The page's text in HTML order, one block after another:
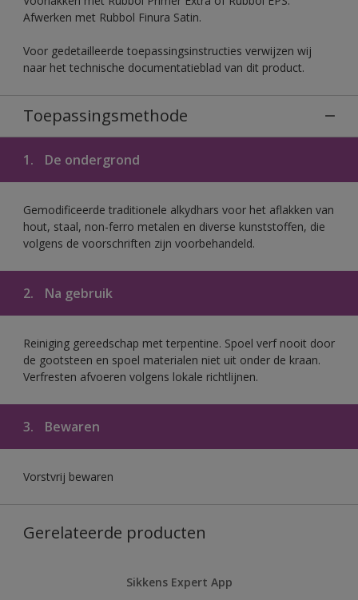
Afwerken met Rubbol Finura Satin.
Voor gedetailleerde toepassingsinstructies verwijzen wij
naar het technische documentatieblad van dit product.
Toepassingsmethode
1. De ondergrond
Gemodificeerde traditionele alkydhars voor het aflakken van
hout, staal, non-ferro metalen en diverse kunststoffen, die
volgens de voorschriften zijn voorbehandeld.
2. Na gebruik
Reiniging gereedschap met terpentine. Spoel verf nooit door
de gootsteen en spoel materialen niet uit onder de kraan.
Verfresten afvoeren volgens lokale richtlijnen.
3. Bewaren
Vorstvrij bewaren
Gerelateerde producten
Sikkens Expert App